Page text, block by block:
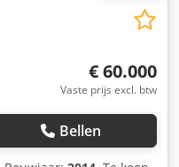
€ 60.000
Vaste prijs excl. btw
Bellen